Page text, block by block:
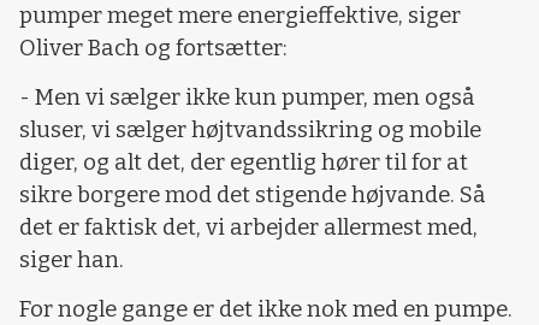
pumper meget mere energieffektive, siger
Oliver Bach og fortsætter:
- Men vi sælger ikke kun pumper, men også
sluser, vi sælger højtvandssikring og mobile
diger, og alt det, der egentlig hører til for at
sikre borgere mod det stigende højvande. Så
det er faktisk det, vi arbejder allermest med,
siger han.
For nogle gange er det ikke nok med en pumpe.